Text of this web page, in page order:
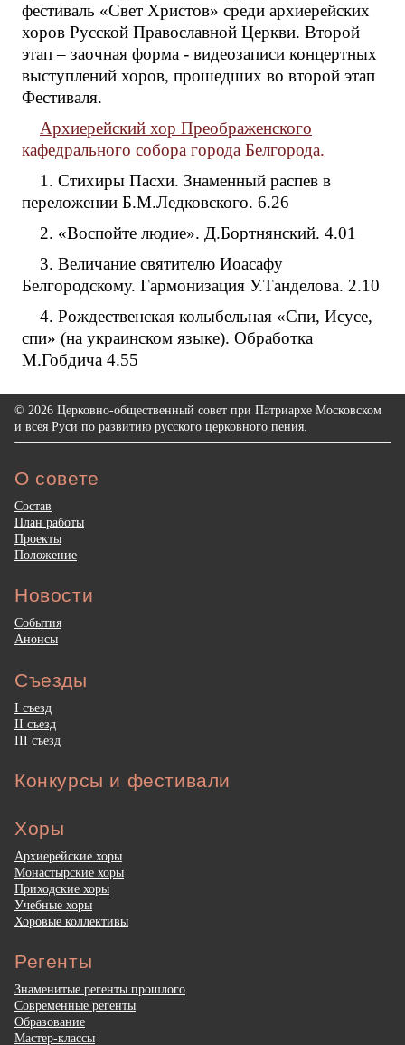
фестиваль «Свет Христов» среди архиерейских
хоров Русской Православной Церкви. Второй
этап – заочная форма - видеозаписи концертных
выступлений хоров, прошедших во второй этап
Фестиваля.
Архиерейский хор Преображенского
кафедрального собора города Белгорода.
1. Стихиры Пасхи. Знаменный распев в
переложении Б.М.Ледковского. 6.26
2. «Воспойте людие». Д.Бортнянский. 4.01
3. Величание святителю Иоасафу
Белгородскому. Гармонизация У.Танделова. 2.10
4. Рождественская колыбельная «Спи, Исусе,
спи» (на украинском языке). Обработка
М.Гобдича 4.55
© 2026 Церковно-общественный совет при Патриархе Московском
и всея Руси по развитию русского церковного пения.
О совете
Состав
План работы
Проекты
Положение
Новости
События
Анонсы
Съезды
I съезд
II съезд
III съезд
Конкурсы и фестивали
Хоры
Архиерейские хоры
Монастырские хоры
Приходские хоры
Учебные хоры
Хоровые коллективы
Регенты
Знаменитые регенты прошлого
Современные регенты
Образование
Мастер-классы